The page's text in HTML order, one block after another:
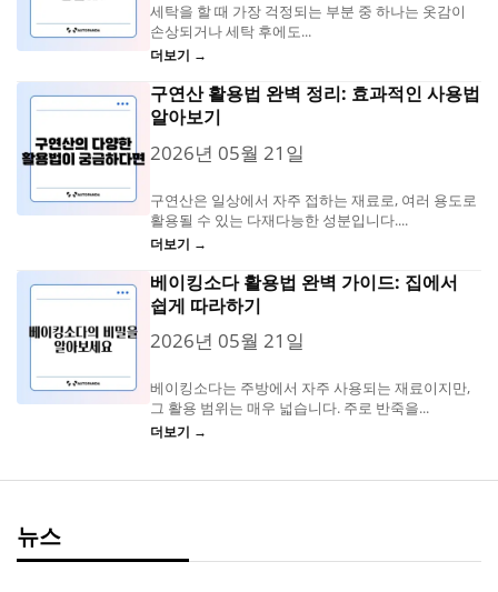
세탁을 할 때 가장 걱정되는 부분 중 하나는 옷감이
손상되거나 세탁 후에도...
더보기 →
구연산 활용법 완벽 정리: 효과적인 사용법
알아보기
2026년 05월 21일
구연산은 일상에서 자주 접하는 재료로, 여러 용도로
활용될 수 있는 다재다능한 성분입니다....
더보기 →
베이킹소다 활용법 완벽 가이드: 집에서
쉽게 따라하기
2026년 05월 21일
베이킹소다는 주방에서 자주 사용되는 재료이지만,
그 활용 범위는 매우 넓습니다. 주로 반죽을...
더보기 →
뉴스